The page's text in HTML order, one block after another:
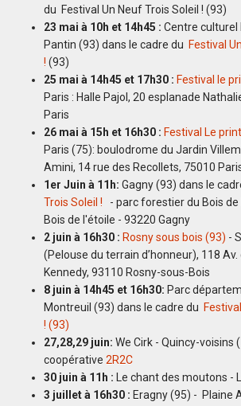
du Festival Un Neuf Trois Soleil ! (93)
23 mai à 10h et 14h45 : Centre culturel
Pantin (93) dans le cadre du Festival
! (93)
25 mai à 14h45 et 17h30 : Festival le
Paris : Halle Pajol, 20 esplanade
Paris
26 mai à 15h et 16h30 : Festival Le
Paris (75): boulodrome du Jardin
Amini, 14 rue des Recollets, 75010
1er Juin à 11h: Gagny (93) dans le
Trois Soleil !
- parc forestier du Bois
Bois de l'étoile - 93220 Gagny
2 juin à 16h30 : Rosny sous bois (93) -
(Pelouse du terrain d’honneur), 118
Kennedy, 93110 Rosny-sous-Bois
8 juin à 14h45 et 16h30: Parc
Montreuil (93) dans le cadre du
! (93)
27,28,29 juin: We Cirk - Quincy-voisins
coopérative 2R2C
30 juin à 11h : Le chant des moutons -
3 juillet à 16h30 : Eragny (95) - Plaine